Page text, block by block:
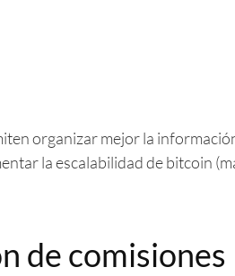
organizar mejor la
la escalabilidad de bitcoin
de comisiones